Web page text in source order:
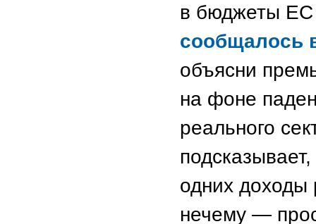
в бюджеты
сообщалось
объясни
на фоне
реального
одних доходы
нечему —